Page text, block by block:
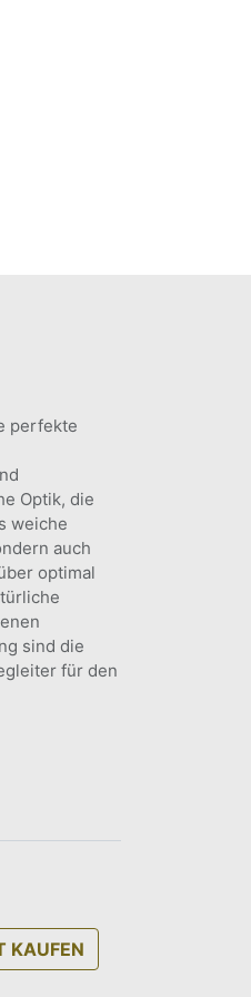
perfekte
Optik, die
weiche
auch
optimal
sind die
für den
KAUFEN